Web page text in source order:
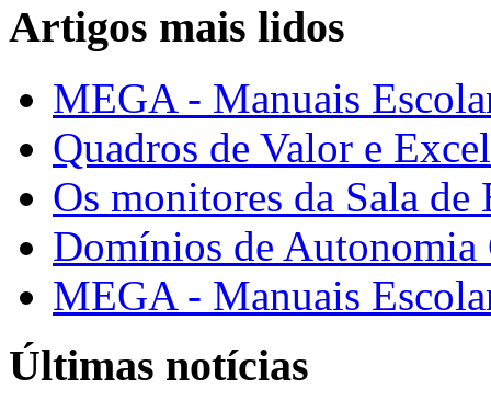
Artigos mais lidos
MEGA - Manuais
Quadros de Valor e
Os monitores da Sala de
Domínios de Autonomia
MEGA - Manuais
Últimas notícias